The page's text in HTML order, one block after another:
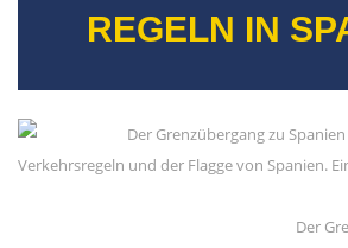
REGELN IN
Der
Lugosch
Arad